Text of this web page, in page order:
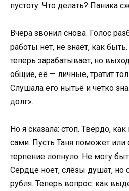
пустоту. Что делать? Паника
Вчера звонил снова. Голос
работы нет, не знает, как
теперь зарабатывает, но
общие, её — личные, тратит
Слушала его нытьё и чётко
долг».
Но я сказала: стоп. Твёрдо,
сами. Пусть Таня поможет или
терпение лопнуло. Не могу
Сердце ноет, слёзы душат, но
рубля. Теперь вопрос: как